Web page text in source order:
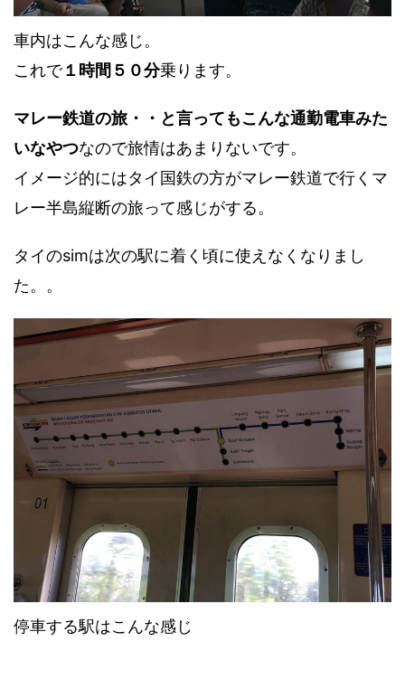
車内はこんな感じ。
これで１時間５０分乗ります。
マレー鉄道の旅・・と言ってもこんな通勤電車みた
いなやつなので旅情はあまりないです。
イメージ的にはタイ国鉄の方がマレー鉄道で行くマ
レー半島縦断の旅って感じがする。
タイのsimは次の駅に着く頃に使えなくなりまし
た。。
停車する駅はこんな感じ